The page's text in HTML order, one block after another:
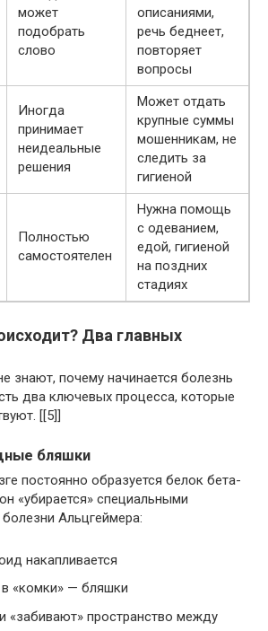
может
подобрать
слово
описаниями,
речь беднеет,
повторяет
вопросы
Иногда
принимает
неидеальные
решения
Может отдать
крупные суммы
мошенникам, не
следить за
гигиеной
Полностью
самостоятелен
Нужна помощь
с одеванием,
едой, гигиеной
на поздних
стадиях
Два главных
знают, почему начинается болезнь
два ключевых процесса, которые
[[5]]
бляшки
постоянно образуется белок бета-
«убирается» специальными
Альцгеймера:
накапливается
в «комки» — бляшки
«забивают» пространство между